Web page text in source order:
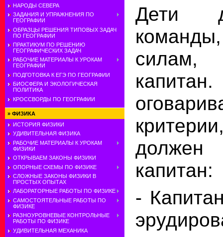
НАРОДЫ СЕВЕРА
ЗАДАНИЯ И УПРАЖНЕНИЯ ПО
ГЕОГРАФИИ
ОБРАЗЦЫ РЕШЕНИЯ ТИПОВЫХ ЗАДАЧ
ПО ГЕОГРАФИИ
ПРАКТИКУМ ПО РЕШЕНИЮ
ГЕОГРАФИЧЕСКИХ ЗАДАЧ
РАБОЧИЕ МАТЕРИАЛЫ К УРОКАМ
ГЕОГРАФИИ
ПОДГОТОВКА К ЕГЭ ПО ГЕОГРАФИИ
БИОСФЕРА И ЭКОЛОГИЧЕСКАЯ
ПОЛИТИКА
КРОССВОРДЫ ПО ГЕОГРАФИИ
» ФИЗИКА
ИСТОРИЯ ФИЗИКИ
УДИВИТЕЛЬНАЯ ФИЗИКА
РАБОЧИЕ МАТЕРИАЛЫ К УРОКАМ
ФИЗИКИ
ОТКРЫВАЕМ ЗАКОНЫ ФИЗИКИ
ОПОРНЫЕ СХЕМЫ ПО ФИЗИКЕ
СЛОЖНЫЕ ЗАКОНЫ ФИЗИКИ В
ПРОСТЫХ ОПЫТАХ
ЛАБОРАТОРНЫЕ РАБОТЫ ПО ФИЗИКЕ
САМОСТОЯТЕЛЬНЫЕ РАБОТЫ ПО
ФИЗИКЕ
РАЗНОУРОВНЕВЫЕ КОНТРОЛЬНЫЕ
РАБОТЫ ПО ФИЗИКЕ
УДИВИТЕЛЬНАЯ МЕХАНИКА
Дети
силам,
должен
капитан:
-